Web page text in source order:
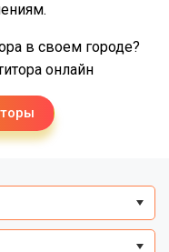
в своем городе?
онлайн